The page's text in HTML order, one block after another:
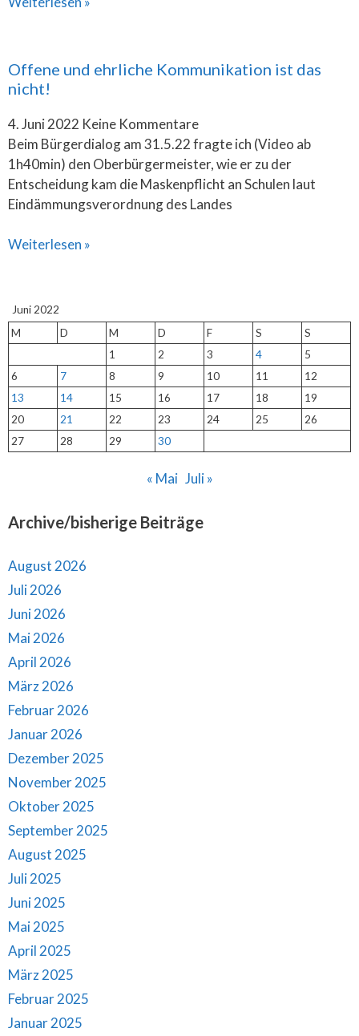
Offene und ehrliche Kommunikation ist das
nicht!
4. Juni 2022 Keine Kommentare
Beim Bürgerdialog am 31.5.22 fragte ich (Video ab
1h40min) den Oberbürgermeister, wie er zu der
Entscheidung kam die Maskenpflicht an Schulen laut
Eindämmungsverordnung des Landes
Weiterlesen »
Juni 2022
M
D M D F S
S
1
2 3 4
5
6
7 8 9 10 11
12
13
14 15 16 17 18
19
20
21 22 23 24 25
26
27
28 29 30
« Mai Juli »
Archive/bisherige Beiträge
August 2026
Juli 2026
Juni 2026
Mai 2026
April 2026
März 2026
Februar 2026
Januar 2026
Dezember 2025
November 2025
Oktober 2025
September 2025
August 2025
Juli 2025
Juni 2025
Mai 2025
April 2025
März 2025
Februar 2025
Januar 2025